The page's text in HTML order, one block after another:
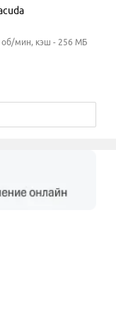
об/мин, кэш - 256 МБ